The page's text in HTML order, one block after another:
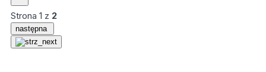
Strona 1 z 2
następna